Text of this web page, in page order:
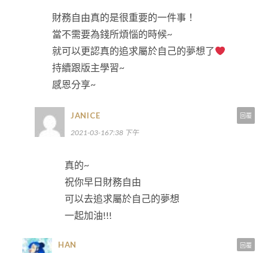
財務自由真的是很重要的一件事！
當不需要為錢所煩惱的時候~
就可以更認真的追求屬於自己的夢想了
持續跟版主學習~
感恩分享~
JANICE
2021-03-167:38 下午
真的~
祝你早日財務自由
可以去追求屬於自己的夢想
一起加油!!!
回覆
HAN 回覆